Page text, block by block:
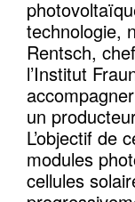
technologie,
Rentsch,
l’Institut
un
L’objectif de
modules
cellules